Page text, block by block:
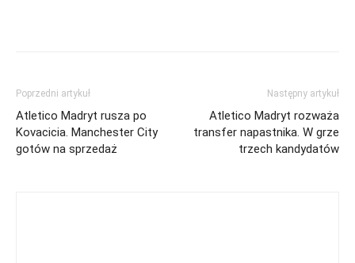
Poprzedni artykuł
Atletico Madryt rusza po
Kovacicia. Manchester City
gotów na sprzedaż
Następny artykuł
Atletico Madryt rozważa
transfer napastnika. W grze
trzech kandydatów